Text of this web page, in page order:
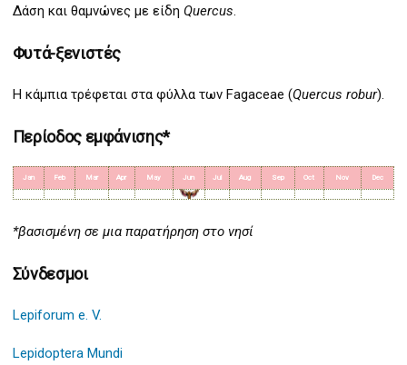
Δάση και θαμνώνες με είδη Quercus.
Φυτά-ξενιστές
Η κάμπια τρέφεται στα φύλλα των Fagaceae (Quercus robur).
Περίοδος εμφάνισης*
Jan Feb Mar Apr May Jun Jul Aug Sep Oct Nov Dec
*βασισμένη σε μια παρατήρηση στο νησί
Σύνδεσμοι
Lepiforum e. V.
Lepidoptera Mundi